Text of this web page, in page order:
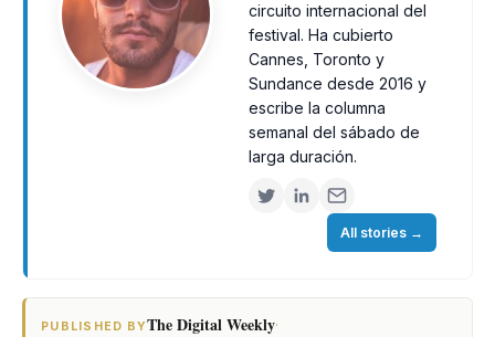
circuito internacional del
festival. Ha cubierto
Cannes, Toronto y
Sundance desde 2016 y
escribe la columna
semanal del sábado de
larga duración.
All stories →
PUBLISHED BYThe Digital Weekly·